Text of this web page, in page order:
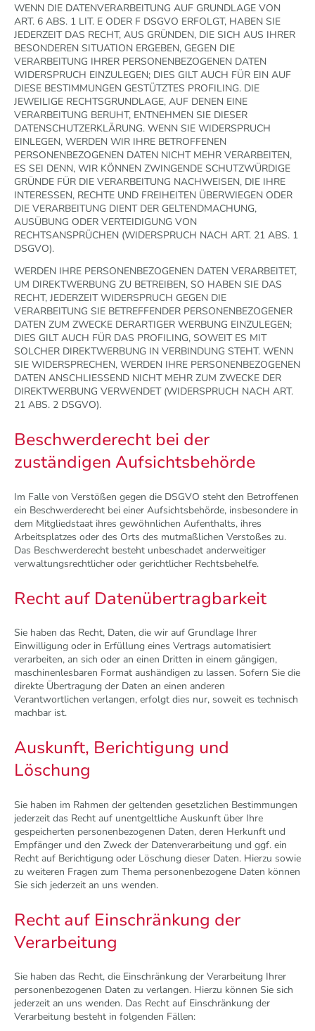
WENN DIE DATENVERARBEITUNG AUF GRUNDLAGE VON
ART. 6 ABS. 1 LIT. E ODER F DSGVO ERFOLGT, HABEN SIE
JEDERZEIT DAS RECHT, AUS GRÜNDEN, DIE SICH AUS IHRER
BESONDEREN SITUATION ERGEBEN, GEGEN DIE
VERARBEITUNG IHRER PERSONENBEZOGENEN DATEN
WIDERSPRUCH EINZULEGEN; DIES GILT AUCH FÜR EIN AUF
DIESE BESTIMMUNGEN GESTÜTZTES PROFILING. DIE
JEWEILIGE RECHTSGRUNDLAGE, AUF DENEN EINE
VERARBEITUNG BERUHT, ENTNEHMEN SIE DIESER
DATENSCHUTZERKLÄRUNG. WENN SIE WIDERSPRUCH
EINLEGEN, WERDEN WIR IHRE BETROFFENEN
PERSONENBEZOGENEN DATEN NICHT MEHR VERARBEITEN,
ES SEI DENN, WIR KÖNNEN ZWINGENDE SCHUTZWÜRDIGE
GRÜNDE FÜR DIE VERARBEITUNG NACHWEISEN, DIE IHRE
INTERESSEN, RECHTE UND FREIHEITEN ÜBERWIEGEN ODER
DIE VERARBEITUNG DIENT DER GELTENDMACHUNG,
AUSÜBUNG ODER VERTEIDIGUNG VON
RECHTSANSPRÜCHEN (WIDERSPRUCH NACH ART. 21 ABS. 1
DSGVO).
WERDEN IHRE PERSONENBEZOGENEN DATEN VERARBEITET,
UM DIREKTWERBUNG ZU BETREIBEN, SO HABEN SIE DAS
RECHT, JEDERZEIT WIDERSPRUCH GEGEN DIE
VERARBEITUNG SIE BETREFFENDER PERSONENBEZOGENER
DATEN ZUM ZWECKE DERARTIGER WERBUNG EINZULEGEN;
DIES GILT AUCH FÜR DAS PROFILING, SOWEIT ES MIT
SOLCHER DIREKTWERBUNG IN VERBINDUNG STEHT. WENN
SIE WIDERSPRECHEN, WERDEN IHRE PERSONENBEZOGENEN
DATEN ANSCHLIESSEND NICHT MEHR ZUM ZWECKE DER
DIREKTWERBUNG VERWENDET (WIDERSPRUCH NACH ART.
21 ABS. 2 DSGVO).
Beschwerde­recht bei der
zuständigen Aufsichts­behörde
Im Falle von Verstößen gegen die DSGVO steht den Betroffenen
ein Beschwerderecht bei einer Aufsichtsbehörde, insbesondere in
dem Mitgliedstaat ihres gewöhnlichen Aufenthalts, ihres
Arbeitsplatzes oder des Orts des mutmaßlichen Verstoßes zu.
Das Beschwerderecht besteht unbeschadet anderweitiger
verwaltungsrechtlicher oder gerichtlicher Rechtsbehelfe.
Recht auf Daten­übertrag­barkeit
Sie haben das Recht, Daten, die wir auf Grundlage Ihrer
Einwilligung oder in Erfüllung eines Vertrags automatisiert
verarbeiten, an sich oder an einen Dritten in einem gängigen,
maschinenlesbaren Format aushändigen zu lassen. Sofern Sie die
direkte Übertragung der Daten an einen anderen
Verantwortlichen verlangen, erfolgt dies nur, soweit es technisch
machbar ist.
Auskunft, Berichtigung und
Löschung
Sie haben im Rahmen der geltenden gesetzlichen Bestimmungen
jederzeit das Recht auf unentgeltliche Auskunft über Ihre
gespeicherten personenbezogenen Daten, deren Herkunft und
Empfänger und den Zweck der Datenverarbeitung und ggf. ein
Recht auf Berichtigung oder Löschung dieser Daten. Hierzu sowie
zu weiteren Fragen zum Thema personenbezogene Daten können
Sie sich jederzeit an uns wenden.
Recht auf Einschränkung der
Verarbeitung
Sie haben das Recht, die Einschränkung der Verarbeitung Ihrer
personenbezogenen Daten zu verlangen. Hierzu können Sie sich
jederzeit an uns wenden. Das Recht auf Einschränkung der
Verarbeitung besteht in folgenden Fällen: